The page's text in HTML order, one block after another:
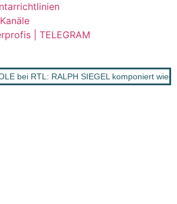
| TELEGRAM
bei RTL: RALPH SIEGEL komponiert